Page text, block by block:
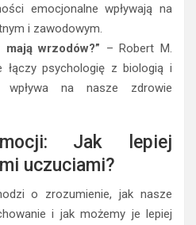
emocjonalne wpływają na
i zawodowym.
wrzodów?” – Robert M.
łączy psychologię z biologią i
na nasze zdrowie
Jak lepiej
uczuciami?
o zrozumienie, jak nasze
i jak możemy je lepiej